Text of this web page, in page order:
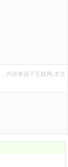
内容来源于互联网,本文